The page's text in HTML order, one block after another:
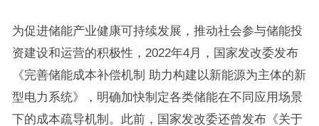
为促进储能产业健康可持续发展，推动社会参与储能投
资建设和运营的积极性，2022年4月，国家发改委发布
《完善储能成本补偿机制 助力构建以新能源为主体的新
型电力系统》，明确加快制定各类储能在不同应用场景
下的成本疏导机制。此前，国家发改委还曾发布《关于